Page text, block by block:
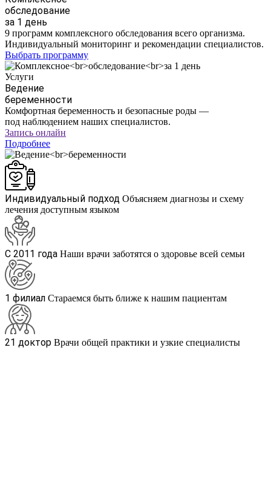
обследование
за 1 день
9 программ комплексного обследования всего организма.
Индивидуальный мониторинг и рекомендации специалистов.
Выбрать программу
Услуги
Ведение
беременности
Комфортная беременность и безопасные роды —
под наблюдением наших специалистов.
Запись онлайн
Подробнее
Индивидуальный подход Объясняем диагнозы и схему
лечения доступным языком
С 2011 года Наши врачи заботятся о здоровье всей семьи
1 филиал Стараемся быть ближе к нашим пациентам
21 доктор Врачи общей практики и узкие специалисты